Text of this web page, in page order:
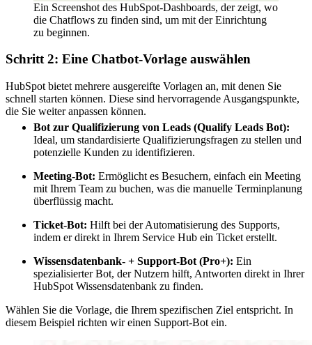
Ein Screenshot des HubSpot-Dashboards, der zeigt, wo
die Chatflows zu finden sind, um mit der Einrichtung
zu beginnen.
Schritt 2: Eine Chatbot-Vorlage auswählen
HubSpot bietet mehrere ausgereifte Vorlagen an, mit denen Sie
schnell starten können. Diese sind hervorragende Ausgangspunkte,
die Sie weiter anpassen können.
Bot zur Qualifizierung von Leads (Qualify Leads Bot):
Ideal, um standardisierte Qualifizierungsfragen zu stellen und
potenzielle Kunden zu identifizieren.
Meeting-Bot: Ermöglicht es Besuchern, einfach ein Meeting
mit Ihrem Team zu buchen, was die manuelle Terminplanung
überflüssig macht.
Ticket-Bot: Hilft bei der Automatisierung des Supports,
indem er direkt in Ihrem Service Hub ein Ticket erstellt.
Wissensdatenbank- + Support-Bot (Pro+): Ein
spezialisierter Bot, der Nutzern hilft, Antworten direkt in Ihrer
HubSpot Wissensdatenbank zu finden.
Wählen Sie die Vorlage, die Ihrem spezifischen Ziel entspricht. In
diesem Beispiel richten wir einen Support-Bot ein.